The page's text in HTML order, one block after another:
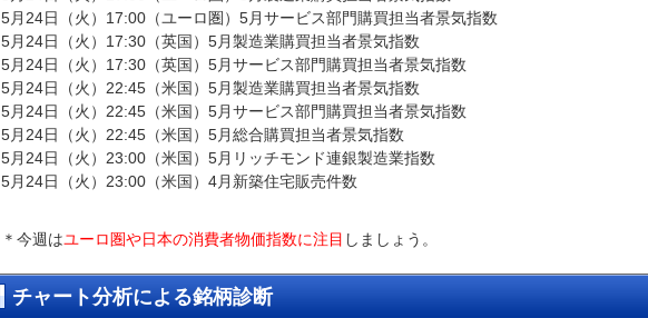
5月24日（火）17:00（ユーロ圏）5月サービス部門購買担当者景気指数
5月24日（火）17:30（英国）5月製造業購買担当者景気指数
5月24日（火）17:30（英国）5月サービス部門購買担当者景気指数
5月24日（火）22:45（米国）5月製造業購買担当者景気指数
5月24日（火）22:45（米国）5月サービス部門購買担当者景気指数
5月24日（火）22:45（米国）5月総合購買担当者景気指数
5月24日（火）23:00（米国）5月リッチモンド連銀製造業指数
5月24日（火）23:00（米国）4月新築住宅販売件数
＊今週はユーロ圏や日本の消費者物価指数に注目 しましょう。
チャート分析による銘柄診断